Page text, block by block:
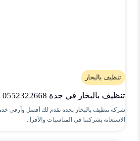
تنظيف بالبخار
تنظيف بالبخار في جدة 0552322668
شركة تنظيف بالبخار بجدة تقدم لك أفضل وأرقى
الاستعانة بشركتنا في المناسبات والأفرا..